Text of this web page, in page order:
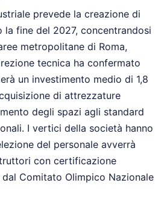
prevede la creazione di
fine del 2027, concentrandosi
metropolitane di Roma,
tecnica ha confermato
un investimento medio di 1,8
di attrezzature
degli spazi agli standard
I vertici della società hanno
del personale avverrà
con certificazione
Comitato Olimpico Nazionale